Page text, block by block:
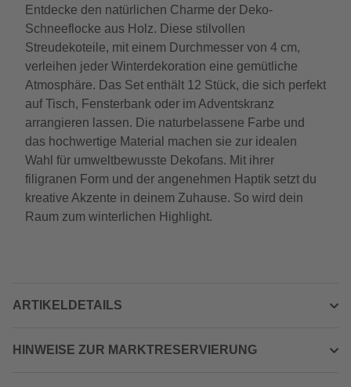
Entdecke den natürlichen Charme der Deko-
Schneeflocke aus Holz. Diese stilvollen
Streudekoteile, mit einem Durchmesser von 4 cm,
verleihen jeder Winterdekoration eine gemütliche
Atmosphäre. Das Set enthält 12 Stück, die sich perfekt
auf Tisch, Fensterbank oder im Adventskranz
arrangieren lassen. Die naturbelassene Farbe und
das hochwertige Material machen sie zur idealen
Wahl für umweltbewusste Dekofans. Mit ihrer
filigranen Form und der angenehmen Haptik setzt du
kreative Akzente in deinem Zuhause. So wird dein
Raum zum winterlichen Highlight.
ARTIKELDETAILS
HINWEISE ZUR MARKTRESERVIERUNG